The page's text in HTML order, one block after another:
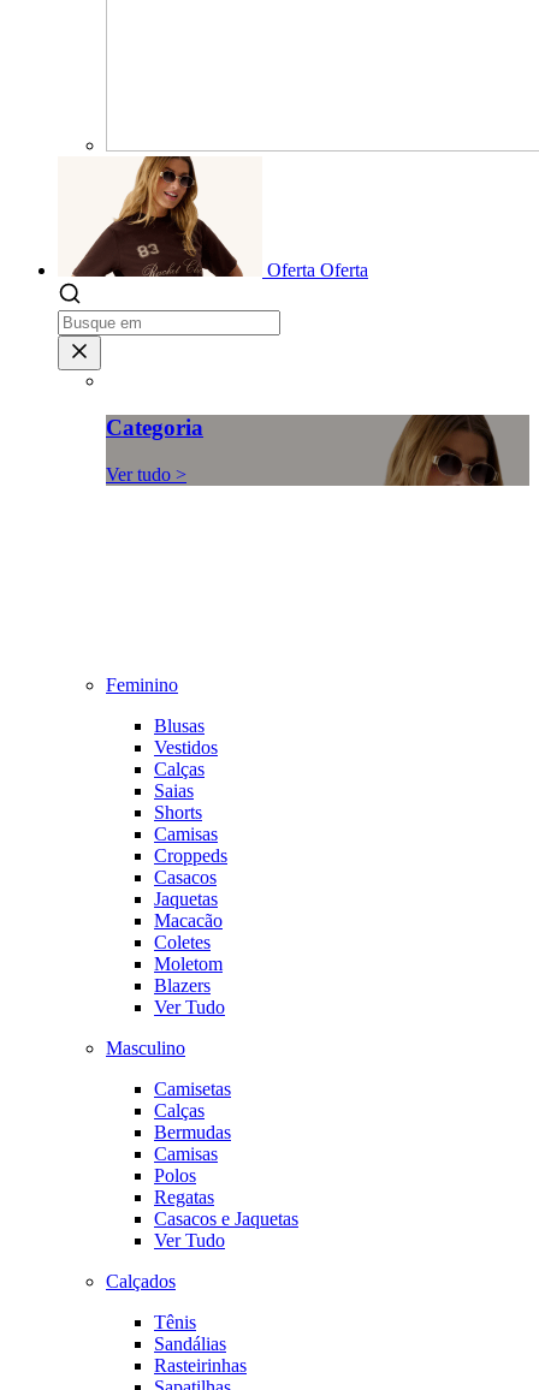
Oferta Oferta
Categoria
Ver tudo >
Feminino
Blusas
Vestidos
Calças
Saias
Shorts
Camisas
Croppeds
Casacos
Jaquetas
Macacão
Coletes
Moletom
Blazers
Ver Tudo
Masculino
Camisetas
Calças
Bermudas
Camisas
Polos
Regatas
Casacos e Jaquetas
Ver Tudo
Calçados
Tênis
Sandálias
Rasteirinhas